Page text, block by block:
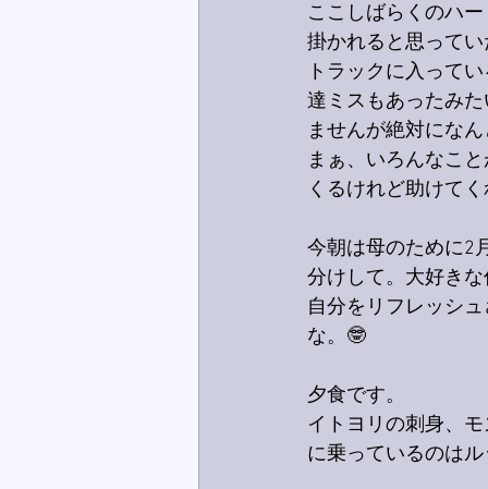
ここしばらくのハ
掛かれると思って
トラックに入って
達ミスもあったみ
ませんが絶対にな
まぁ、いろんなこ
くるけれど助けて
今朝は母のために2
分けして。大好き
自分をリフレッシ
な。🤓
夕食です。
イトヨリの刺身、
に乗っているのは